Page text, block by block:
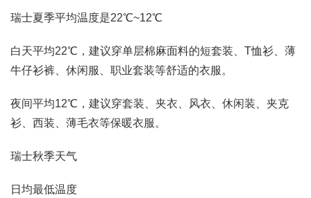
瑞士夏季平均温度是22℃~12℃
白天平均22℃，建议穿单层棉麻面料的短套装、T恤衫、薄
牛仔衫裤、休闲服、职业套装等舒适的衣服。
夜间平均12℃，建议穿套装、夹衣、风衣、休闲装、夹克
衫、西装、薄毛衣等保暖衣服。
瑞士秋季天气
日均最低温度